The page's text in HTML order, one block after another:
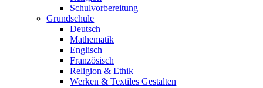
Schulvorbereitung
Grundschule
Deutsch
Mathematik
Englisch
Französisch
Religion & Ethik
Werken & Textiles Gestalten